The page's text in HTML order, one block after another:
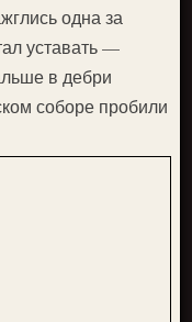
одна за
уставать —
в дебри
соборе пробили